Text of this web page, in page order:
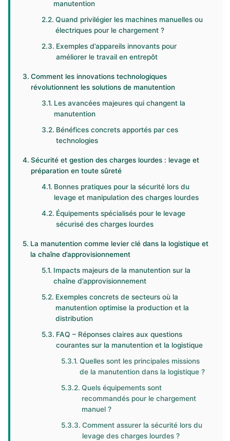
manutention
Quand privilégier les machines manuelles ou
électriques pour le chargement ?
Exemples d’appareils innovants pour
améliorer le travail en entrepôt
Comment les innovations technologiques
révolutionnent les solutions de manutention
Les avancées majeures qui changent la
manutention
Bénéfices concrets apportés par ces
technologies
Sécurité et gestion des charges lourdes : levage et
préparation en toute sûreté
Bonnes pratiques pour la sécurité lors du
levage et manipulation des charges lourdes
Équipements spécialisés pour le levage
sécurisé des charges lourdes
La manutention comme levier clé dans la logistique et
la chaîne d’approvisionnement
Impacts majeurs de la manutention sur la
chaîne d’approvisionnement
Exemples concrets de secteurs où la
manutention optimise la production et la
distribution
FAQ – Réponses claires aux questions
courantes sur la manutention et la logistique
Quelles sont les principales missions
de la manutention dans la logistique ?
Quels équipements sont
recommandés pour le chargement
manuel ?
Comment assurer la sécurité lors du
levage des charges lourdes ?